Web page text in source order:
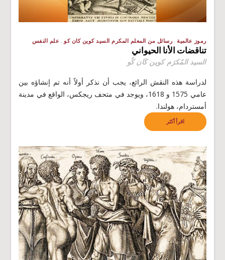
رموز عالمية رسائل من المعلم المكرم السيد كوين كان كو علم النفس
تناقضات الأنا الحيواني
السيد المُكرَم كوين كَان كُو
لدراسة هذه النقش الرائع، يجب أن نذكر أولاً أنه تم إنشاؤه بين
عامي 1575 و 1618، ويوجد في متحف ريجكس، الواقع في مدينة
أمستردام، هولندا.
اقرأ أكثر